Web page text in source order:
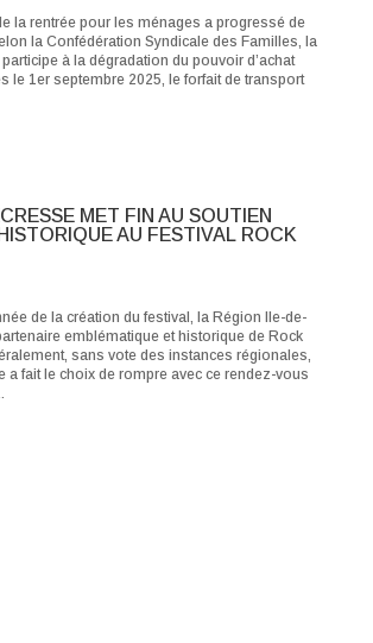
la rentrée pour les ménages a progressé de
la Confédération Syndicale des Familles, la
à la dégradation du pouvoir d’achat
le 1er septembre 2025, le forfait de transport
MET FIN AU SOUTIEN
AU FESTIVAL ROCK
de la création du festival, la Région Ile-de-
emblématique et historique de Rock
sans vote des instances régionales,
a fait le choix de rompre avec ce rendez-vous